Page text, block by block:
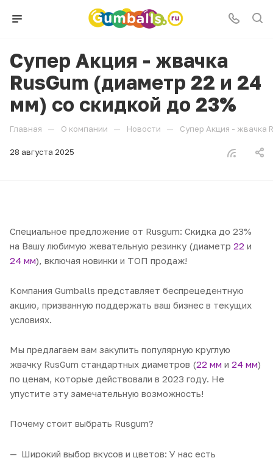
Супер Акция - жвачка
RusGum (диаметр 22 и 24
мм) со скидкой до 23%
Главная — О компании — Новости — Супер Акция - жвачка
28 августа 2025
Специальное предложение от Rusgum: Скидка до 23%
на Вашу любимую жевательную резинку (диаметр 22 и
24 мм), включая новинки и ТОП продаж!
Компания Gumballs представляет беспрецедентную
акцию, призванную поддержать ваш бизнес в текущих
условиях.
Мы предлагаем вам закупить популярную круглую
жвачку RusGum стандартных диаметров (22 мм и 24 мм)
по ценам, которые действовали в 2023 году. Не
упустите эту замечательную возможность!
Почему стоит выбрать Rusgum?
Широкий выбор вкусов и цветов: У нас есть